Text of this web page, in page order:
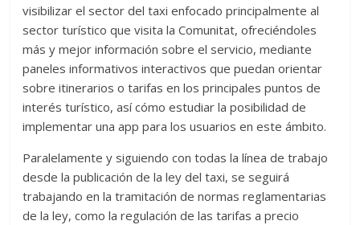
visibilizar el sector del taxi enfocado principalmente al
sector turístico que visita la Comunitat, ofreciéndoles
más y mejor información sobre el servicio, mediante
paneles informativos interactivos que puedan orientar
sobre itinerarios o tarifas en los principales puntos de
interés turístico, así cómo estudiar la posibilidad de
implementar una app para los usuarios en este ámbito.
Paralelamente y siguiendo con todas la línea de trabajo
desde la publicación de la ley del taxi, se seguirá
trabajando en la tramitación de normas reglamentarias
de la ley, como la regulación de las tarifas a precio